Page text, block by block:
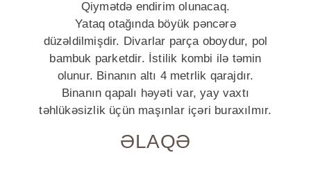
Qiymətdə endirim olunacaq.
Yataq otağında böyük pəncərə
düzəldilmişdir. Divarlar parça oboydur, pol
bambuk parketdir. İstilik kombi ilə təmin
olunur. Binanın altı 4 metrlik qarajdır.
Binanın qapalı həyəti var, yay vaxtı
təhlükəsizlik üçün maşınlar içəri buraxılmır.
ƏLAQƏ